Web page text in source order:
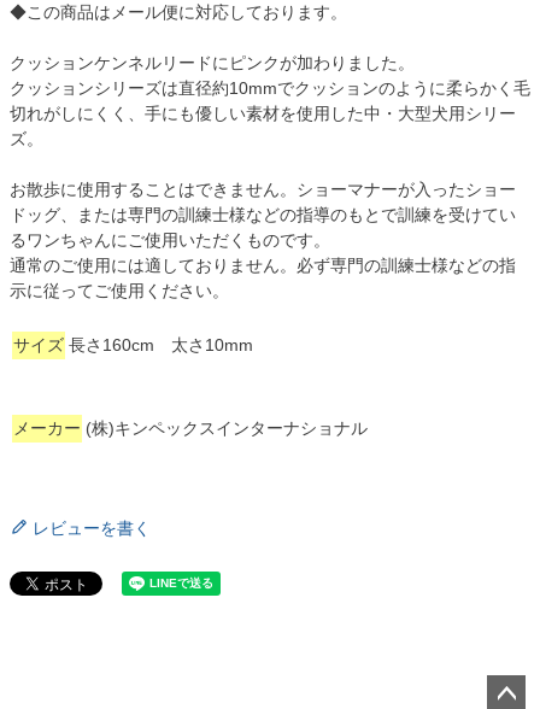
◆この商品はメール便に対応しております。
クッションケンネルリードにピンクが加わりました。
クッションシリーズは直径約10mmでクッションのように柔らかく毛
切れがしにくく、手にも優しい素材を使用した中・大型犬用シリー
ズ。
お散歩に使用することはできません。ショーマナーが入ったショー
ドッグ、または専門の訓練士様などの指導のもとで訓練を受けてい
るワンちゃんにご使用いただくものです。
通常のご使用には適しておりません。必ず専門の訓練士様などの指
示に従ってご使用ください。
サイズ 長さ160cm 太さ10mm
メーカー (株)キンペックスインターナショナル
レビューを書く